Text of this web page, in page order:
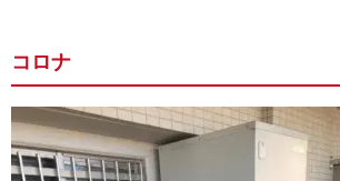
コロナ